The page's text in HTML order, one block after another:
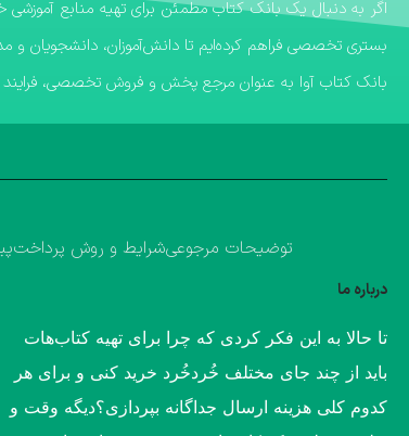
بستری تخصصی فراهم کرده‌ایم تا دانش‌آموزان، دانشجویان و
​بانک کتاب آوا به عنوان مرجع پخش و فروش تخصصی، فرایند
توضیحات مرجوعیشرایط و روش پرداخت
درباره ما
​تا حالا به این فکر کردی که چرا برای تهیه کتاب‌هات
باید از چند جای مختلف خُردخُرد خرید کنی و برای هر
کدوم کلی هزینه ارسال جداگانه بپردازی؟​دیگه وقت و